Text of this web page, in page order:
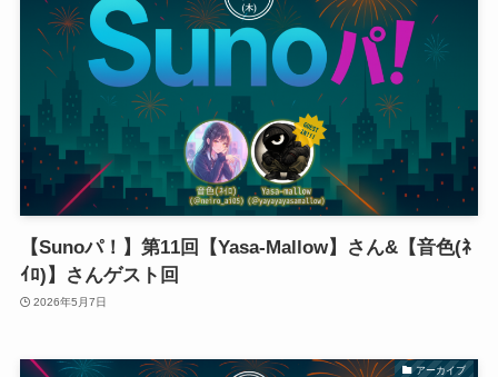
【Sunoパ！】第11回【Yasa-Mallow】さん&【音色(ﾈ
ｲﾛ)】さんゲスト回
2026年5月7日
アーカイブ